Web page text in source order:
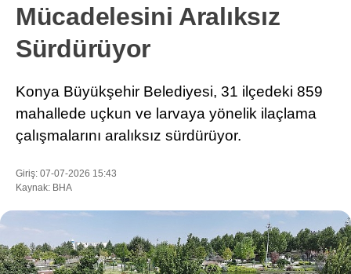
Facebook
SPOR
SAĞLIK
EĞİTİM
Mücadelesini Aralıksız
Sürdürüyor
Konya Büyükşehir Belediyesi, 31 ilçedeki 859
mahallede uçkun ve larvaya yönelik ilaçlama
çalışmalarını aralıksız sürdürüyor.
Giriş: 07-07-2026 15:43
Kaynak: BHA